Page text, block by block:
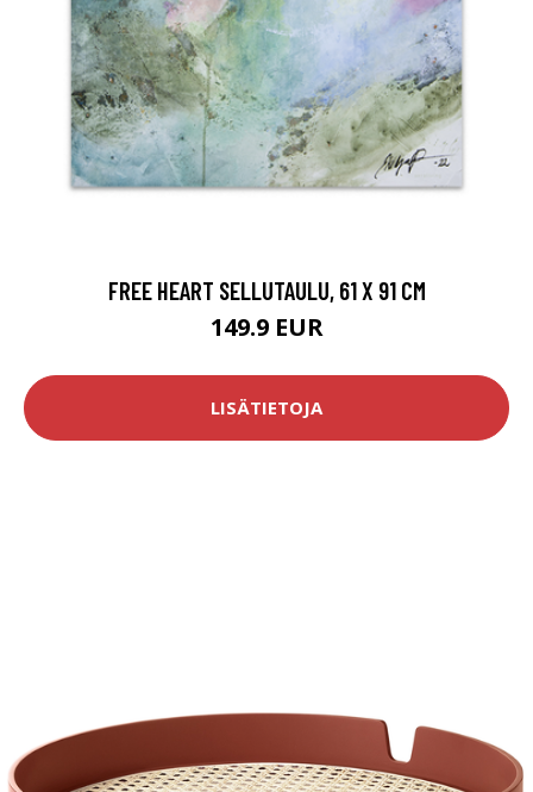
FREE HEART SELLUTAULU, 61 X 91 CM
149.9 EUR
LISÄTIETOJA